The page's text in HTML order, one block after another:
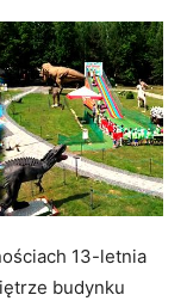
13-letnia
budynku